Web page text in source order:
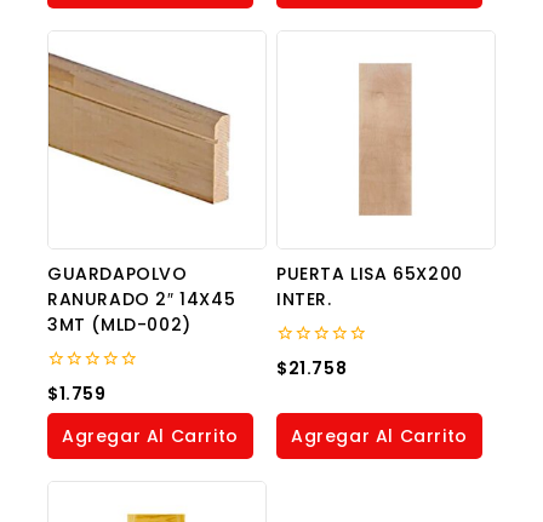
GUARDAPOLVO
RANURADO 2″ 14X45
3MT (MLD-002)
0
out
of
$1.759
Agregar Al Carrito
PUERTA LISA 65X200
INTER.
0
out
5
$21.758
Agregar Al Carrito